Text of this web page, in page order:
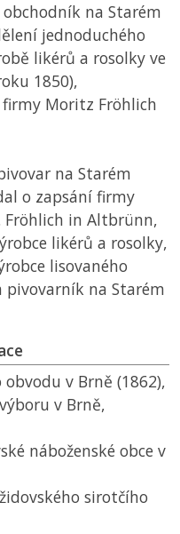
na Starém
jednoduchého
likérů a rosolky ve
1850),
Moritz Fröhlich
na Starém
o zapsání firmy
Fröhlich in Altbrünn,
likérů a rosolky,
lisovaného
na Starém
v Brně (1862),
v Brně,
náboženské obce v
sirotčího